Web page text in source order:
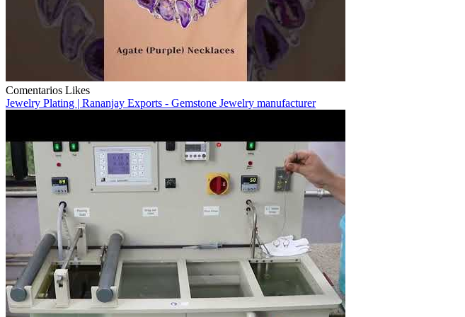
Comentarios Likes
Jewelry Plating | Rananjay Exports - Gemstone Jewelry manufacturer